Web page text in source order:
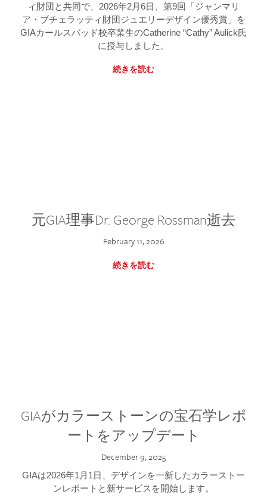
ィ財団と共同で、2026年2月6日、第9回「ジャンマリ
ア・ブチェラッティ財団ジュエリーデザイン優秀賞」を
GIAカールスバッド校卒業生のCatherine “Cathy” Aulick氏
に授与しました。
続きを読む
元GIA理事Dr. George Rossman逝去
February 11, 2026
続きを読む
GIAがカラーストーンの宝石学レポ
ートをアップデート
December 9, 2025
GIAは2026年1月1日、デザインを一新したカラーストー
ンレポートと新サービスを開始します。